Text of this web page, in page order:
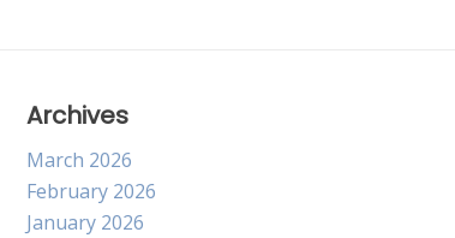
Archives
March 2026
February 2026
January 2026